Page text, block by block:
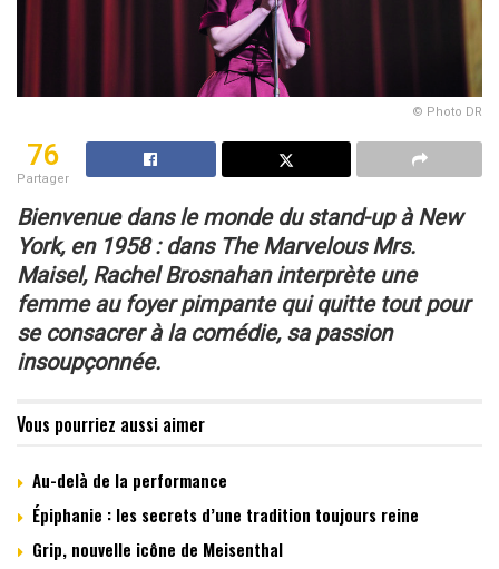
© Photo DR
76
Partager
Bienvenue dans le monde du stand-up à New
York, en 1958 : dans The Marvelous Mrs.
Maisel, Rachel Brosnahan interprète une
femme au foyer pimpante qui quitte tout pour
se consacrer à la comédie, sa passion
insoupçonnée.
Vous pourriez aussi aimer
Au-delà de la performance
Épiphanie : les secrets d’une tradition toujours reine
Grip, nouvelle icône de Meisenthal